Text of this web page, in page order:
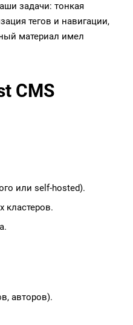
задачи: тонкая
тегов и навигации,
материал имел
CMS
или self-hosted).
кластеров.
авторов).